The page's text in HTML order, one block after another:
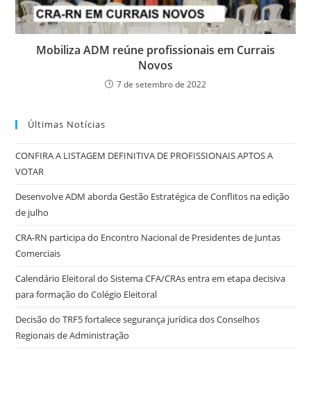
Mobiliza ADM reúne profissionais em Currais
Novos
7 de setembro de 2022
Últimas Notícias
CONFIRA A LISTAGEM DEFINITIVA DE PROFISSIONAIS APTOS A
VOTAR
Desenvolve ADM aborda Gestão Estratégica de Conflitos na edição
de julho
CRA-RN participa do Encontro Nacional de Presidentes de Juntas
Comerciais
Calendário Eleitoral do Sistema CFA/CRAs entra em etapa decisiva
para formação do Colégio Eleitoral
Decisão do TRF5 fortalece segurança jurídica dos Conselhos
Regionais de Administração